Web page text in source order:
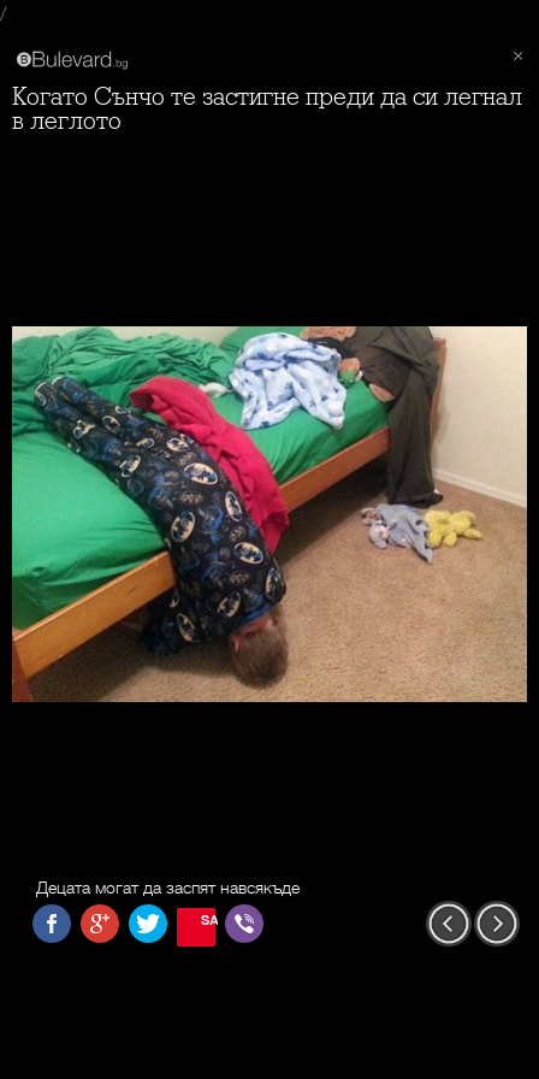
/
Когато Сънчо те застигне преди да си легнал
в леглото
Децата могат да заспят навсякъде
SAVE